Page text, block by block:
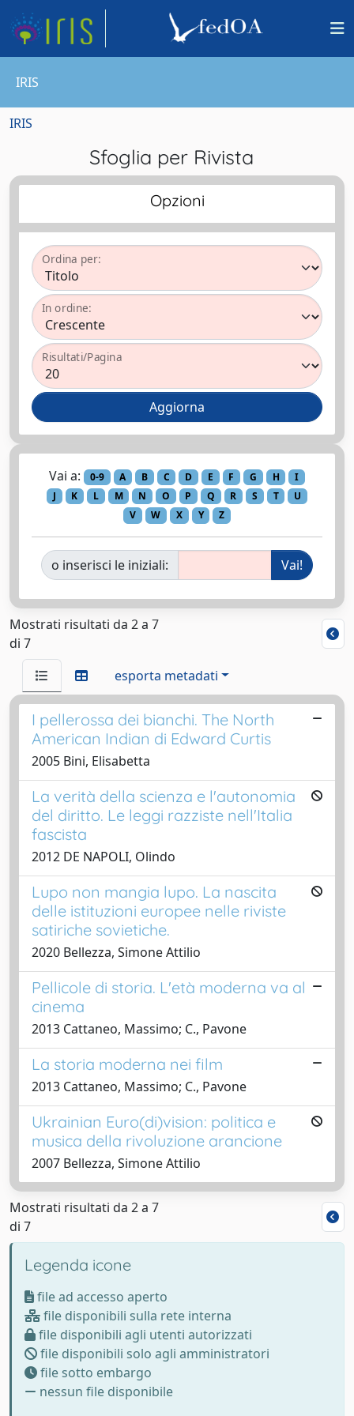
IRIS
IRIS
Sfoglia per Rivista
Opzioni
Ordina per:
In ordine:
Risultati/Pagina
Vai a: 0-9 A B C D E F G H
I
J
K L M N O P Q R S T
U
V
W X Y Z
o inserisci le iniziali:
Mostrati risultati da 2 a 7
di 7
esporta metadati
I pellerossa dei bianchi. The North
American Indian di Edward Curtis
2005 Bini, Elisabetta
La verità della scienza e l'autonomia
del diritto. Le leggi razziste nell'Italia
fascista
2012 DE NAPOLI, Olindo
Lupo non mangia lupo. La nascita
delle istituzioni europee nelle riviste
satiriche sovietiche.
2020 Bellezza, Simone Attilio
Pellicole di storia. L'età moderna va al
cinema
2013 Cattaneo, Massimo; C., Pavone
La storia moderna nei film
2013 Cattaneo, Massimo; C., Pavone
Ukrainian Euro(di)vision: politica e
musica della rivoluzione arancione
2007 Bellezza, Simone Attilio
Mostrati risultati da 2 a 7
di 7
Legenda icone
file ad accesso aperto
file disponibili sulla rete interna
file disponibili agli utenti autorizzati
file disponibili solo agli amministratori
file sotto embargo
nessun file disponibile